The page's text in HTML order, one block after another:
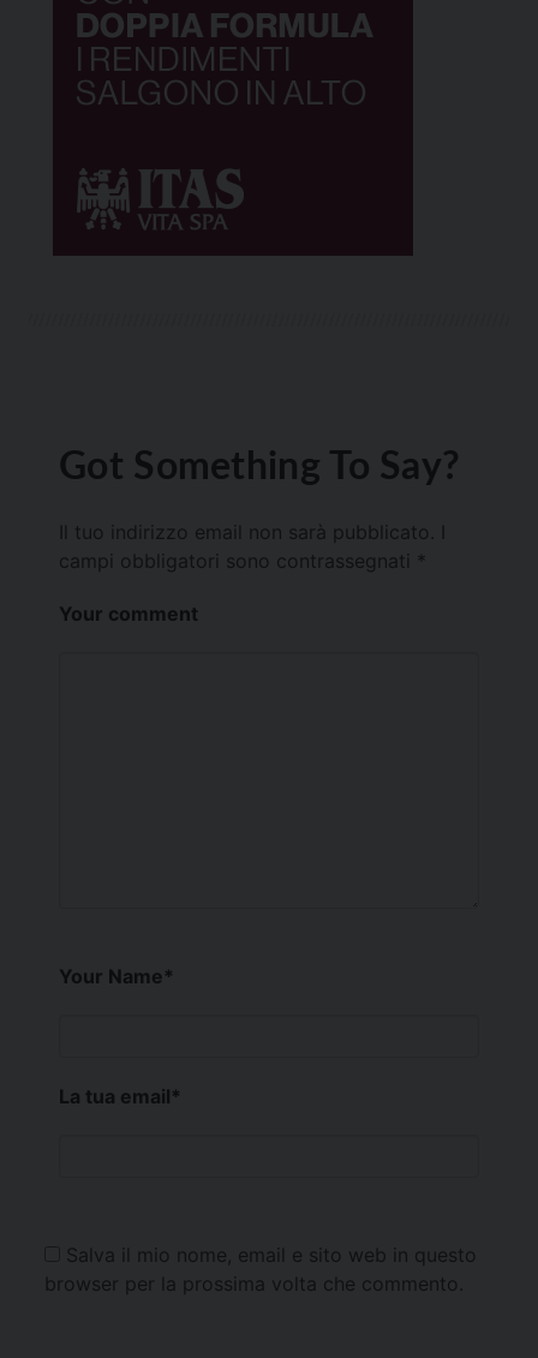
Got Something To Say?
Il tuo indirizzo email non sarà pubblicato.
campi obbligatori sono contrassegnati *
Your comment
Your Name*
La tua email*
Salva il mio nome, email e sito web in questo
browser per la prossima volta che commento.